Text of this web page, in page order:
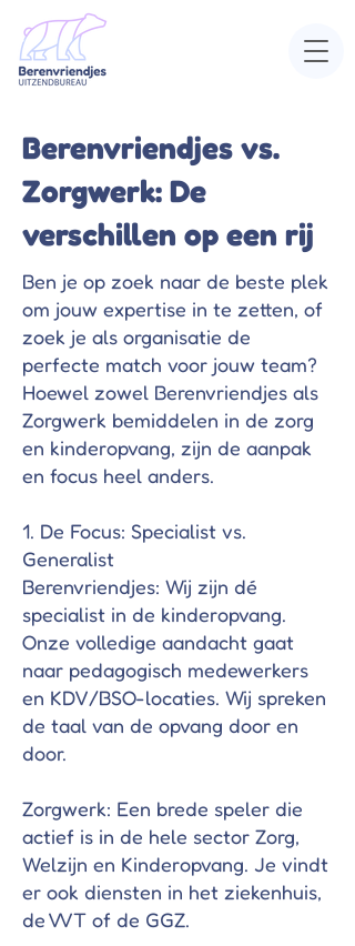
Berenvriendjes vs.
Zorgwerk: De
verschillen op een rij
Ben je op zoek naar de beste plek
om jouw expertise in te zetten, of
zoek je als organisatie de
perfecte match voor jouw team?
Hoewel zowel Berenvriendjes als
Zorgwerk bemiddelen in de zorg
en kinderopvang, zijn de aanpak
en focus heel anders.
1. De Focus: Specialist vs.
Generalist
Berenvriendjes: Wij zijn dé
specialist in de kinderopvang.
Onze volledige aandacht gaat
naar pedagogisch medewerkers
en KDV/BSO-locaties. Wij spreken
de taal van de opvang door en
door.
Zorgwerk: Een brede speler die
actief is in de hele sector Zorg,
Welzijn en Kinderopvang. Je vindt
er ook diensten in het ziekenhuis,
de VVT of de GGZ.